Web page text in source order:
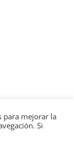
para mejorar la
Si